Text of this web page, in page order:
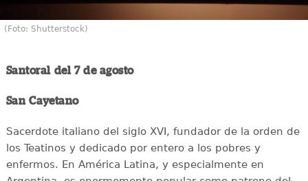
(Foto: Shutterstock)
Santoral del 7 de agosto
San Cayetano
Sacerdote italiano del siglo XVI, fundador de la orden de
los Teatinos y dedicado por entero a los pobres y
enfermos. En América Latina, y especialmente en